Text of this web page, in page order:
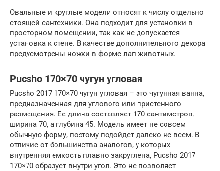
Овальные и круглые модели относят к числу отдельно
стоящей сантехники. Она подходит для установки в
просторном помещении, так как не допускается
установка к стене. В качестве дополнительного декора
предусмотрены ножки в форме лап животных.
Pucsho 170×70 чугун угловая
Pucsho 2017 170×70 чугун угловая – это чугунная ванна,
предназначенная для углового или пристенного
размещения. Ее длина составляет 170 сантиметров,
ширина 70, а глубина 45. Модель имеет не совсем
обычную форму, поэтому подойдет далеко не всем. В
отличие от большинства аналогов, у которых
внутренняя емкость плавно закруглена, Pucsho 2017
170×70 образует внутри угол. Это не позволяет